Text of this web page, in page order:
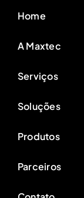
Home
A Maxtec
Serviços
Soluções
Produtos
Parceiros